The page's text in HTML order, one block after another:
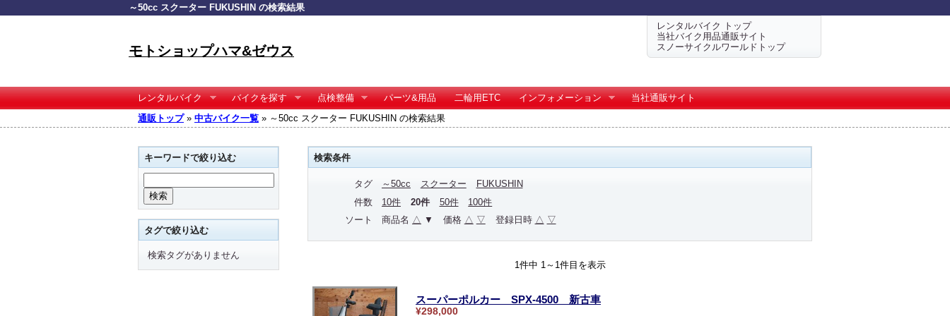
～50cc スクーター FUKUSHIN の検索結果
モトショップハマ&ゼウス
レンタルバイク トップ
当社バイク用品通販サイト
スノーサイクルワールドトップ
レンタルバイク バイクを探す 点検整備 パーツ&用品 二輪用ETC インフォメーション
当社通販サイト
通販トップ» 中古バイク一覧 » ～50cc スクーター FUKUSHIN の検索結果
検索条件
タグ ～50cc スクーター
FUKUSHIN
件数
10件 20件 50件
100件
ソート
商品名 △ ▼ 価格 △ ▽ 登録日時 △ ▽
1件中 1～1件目を表示
スーパーポルカー SPX-4500 新古車
¥298,000
キーワードで絞り込む
タグで絞り込む
検索タグがありません